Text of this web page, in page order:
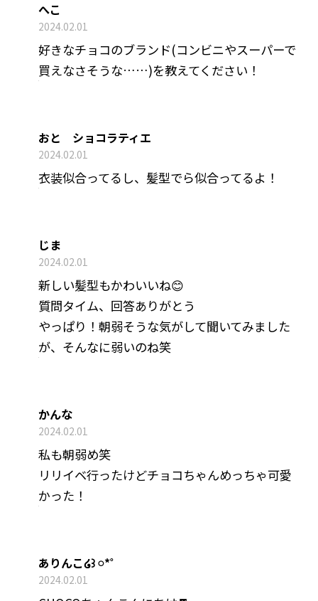
へこ
2024.02.01
好きなチョコのブランド(コンビニやスーパーで
買えなさそうな……)を教えてください！
おと ショコラティエ
2024.02.01
衣装似合ってるし、髪型でら似合ってるよ！
じま
2024.02.01
新しい髪型もかわいいね😊
質問タイム、回答ありがとう
やっぱり！朝弱そうな気がして聞いてみました
が、そんなに弱いのね笑
かんな
2024.02.01
私も朝弱め笑
リリイベ行ったけどチョコちゃんめっちゃ可愛
かった！
ありんこ໒꒱ 𓏸*˚
2024.02.01